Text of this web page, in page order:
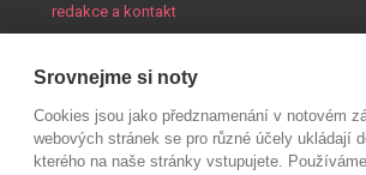
redakce a kontakt
Srovnejme si noty
Cookies jsou jako předznamenání v notovém
webových stránek se pro různé účely ukládají
kterého na naše stránky vstupujete.